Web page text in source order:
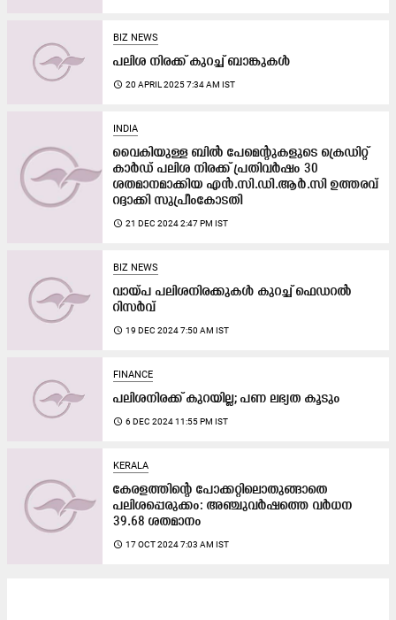
BIZ NEWS
പലിശ നിരക്ക് കുറച്ച് ബാങ്കുകൾ
access_time 20 APRIL 2025 7:34 AM IST
INDIA
വൈകിയുള്ള ബിൽ പേമെന്‍റുകളുടെ ക്രെഡിറ്റ്
കാർഡ് പലിശ നിരക്ക് പ്രതിവർഷം 30
ശതമാനമാക്കിയ എന്‍.സി.ഡി.ആര്‍.സി ഉത്തരവ്
റദ്ദാക്കി സുപ്രീംകോടതി
access_time 21 DEC 2024 2:47 PM IST
BIZ NEWS
വായ്പ പലിശനിരക്കുകൾ കുറച്ച് ഫെഡറൽ
റിസർവ്
access_time 19 DEC 2024 7:50 AM IST
FINANCE
പലിശനിരക്ക് കുറയില്ല; പണ ലഭ്യത കൂടും
access_time 6 DEC 2024 11:55 PM IST
KERALA
കേരളത്തിന്‍റെ പോക്കറ്റിലൊതുങ്ങാതെ
പലിശപ്പെരുക്കം: അഞ്ചുവർഷത്തെ വർധന
39.68 ശതമാനം
access_time 17 OCT 2024 7:03 AM IST